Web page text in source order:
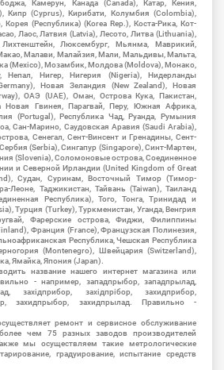
Камерун, Канада (Canada), Катар, Кения,
Кипр (Cyprus), Кирибати, Колумбия (Colombia),
Корея (Республика) (Korea Rep.), Коста-Рика, Кот-
Лаос, Латвия (Latvia), Лесото, Литва (Lithuania),
Люксембург, Мьянма, Маврикий,
Малави, Малайзия, Мали, Мальдивы, Мальта,
(Mexico), Мозамбик, Молдова (Moldova), Монако,
Непал, Нигер, Нигерия (Nigeria), Нидерланды
Новая Зеландия (New Zealand), Новая
ОАЭ (UAE), Оман, Острова Кука, Пакистан,
Новая Гвинея, Парагвай, Перу, Южная Африка,
(Portugal), Республика Чад, Руанда, Румыния
Сан-Марино, Саудовская Аравия (Saudi Arabia),
Сенегал, Сент-Винсент и Гренадины, Сент-
(Serbia), Сингапур (Singapore), Синт-Мартен,
(Slovenia), Соломоновые острова, Соединенное
и Северной Ирландии (United Kingdom of Great
Судан, Суринам, Восточный Тимор (Тимор-
Леоне, Таджикистан, Тайвань (Taiwan), Таиланд
Республика), Того, Тонга, Тринидад и
Турция (Turkey), Туркменистан, Уганда, Венгрия
Фарерские острова, Фиджи, Филиппины
Франция (France), Французская Полинезия,
Республика, Чешская Республика
(Montenegro), Швейцария (Switzerland),
Ямайка, Япония (Japan).
название нашего интернет магазина или
- например, западпрыбор, западпрылад,
західприбор, західпрібор, захидприбор,
захидпрыбор, захидпрылад. Правильно -
ремонт и сервисное обслуживание
чем 75 разных заводов производителей
мы осуществляем такие метрологические
градуирование, испытание средств